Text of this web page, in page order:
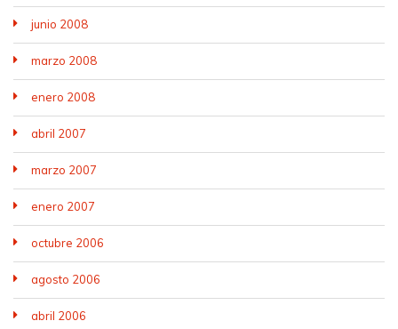
junio 2008
marzo 2008
enero 2008
abril 2007
marzo 2007
enero 2007
octubre 2006
agosto 2006
abril 2006